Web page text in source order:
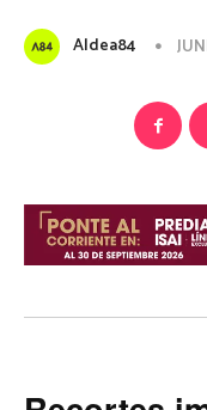
Aldea84